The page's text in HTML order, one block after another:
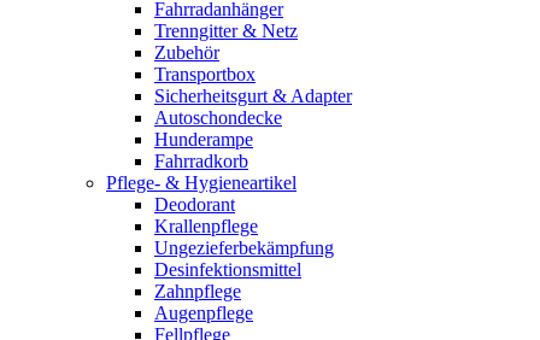
Fahrradanhänger
Trenngitter & Netz
Zubehör
Transportbox
Sicherheitsgurt & Adapter
Autoschondecke
Hunderampe
Fahrradkorb
Pflege- & Hygieneartikel
Deodorant
Krallenpflege
Ungezieferbekämpfung
Desinfektionsmittel
Zahnpflege
Augenpflege
Fellpflege